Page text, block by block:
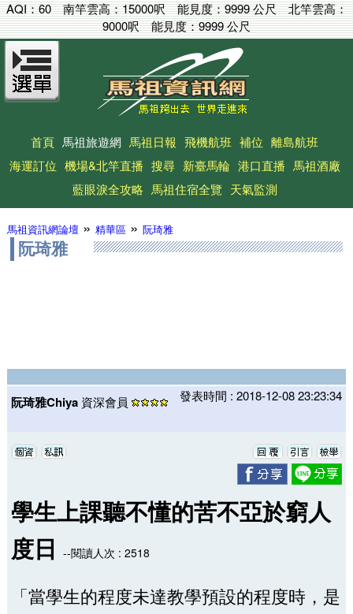
AQI：60 南竿雲高：15000呎能見度：9999 公尺北竿雲高：
9000呎能見度：9999 公尺
首頁 馬祖旅遊網 馬祖日報 飛機航班 補位 離島航班
海運訂位 機場&北竿直播 搜尋 新臺馬輪 港口直播 馬祖酒廠
藍眼淚全攻略 馬祖住宿全覽 天氣監測
馬祖資訊網論壇» 精華區» 阮琦雅
阮琦雅
阮琦雅Chiya 資深會員 發表時間 : 2018-12-08 23:23:34
學生上課聽不懂的苦不亞於窮人
度日 --閱讀人次 : 2518
「當學生的程度未達教學預設的程度時，是